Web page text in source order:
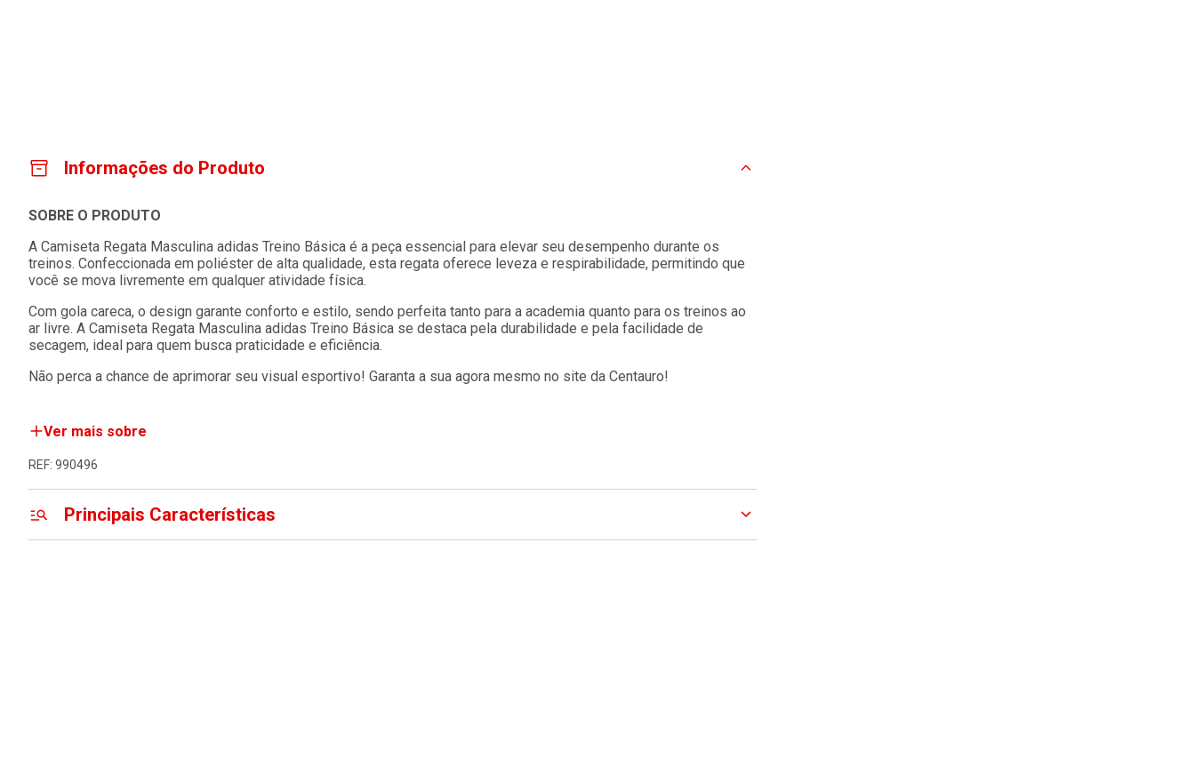
Informações do Produto
SOBRE O PRODUTO
A Camiseta Regata Masculina adidas Treino Básica é a peça essencial para elevar seu desempenho durante os
treinos. Confeccionada em poliéster de alta qualidade, esta regata oferece leveza e respirabilidade, permitindo que
você se mova livremente em qualquer atividade física.
Com gola careca, o design garante conforto e estilo, sendo perfeita tanto para a academia quanto para os treinos ao
ar livre. A Camiseta Regata Masculina adidas Treino Básica se destaca pela durabilidade e pela facilidade de
secagem, ideal para quem busca praticidade e eficiência.
Não perca a chance de aprimorar seu visual esportivo! Garanta a sua agora mesmo no site da Centauro!
Ver mais sobre
REF: 990496
Principais Características